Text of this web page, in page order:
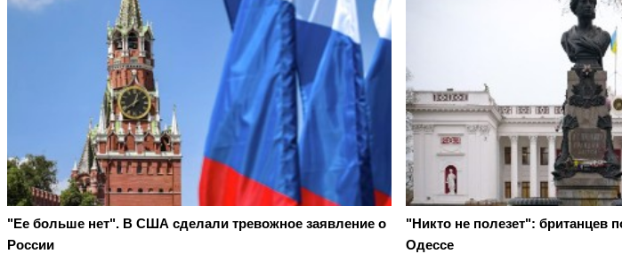
"Ее больше нет". В США сделали тревожное заявление о
России
"Никто не полезет": британцев
Одессе